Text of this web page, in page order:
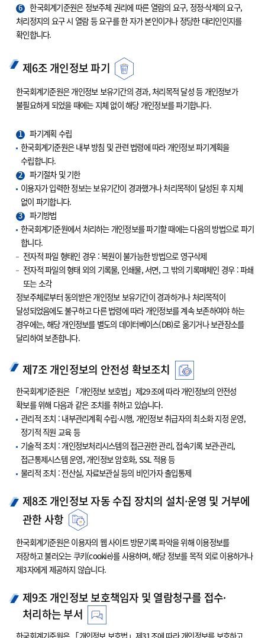
6
한국회계기준원은 정보주체 권리에 따른 열람의 요구, 정정·삭제의 요구,
처리정지의 요구 시 열람 등 요구를 한 자가 본인이거나 정당한 대리인인지를
확인합니다.
제6조 개인정보 파기
한국회계기준원은 개인정보 보유기간의 경과, 처리목적 달성 등 개인정보가
불필요하게 되었을 때에는 지체 없이 해당 개인정보를 파기합니다.
1
파기계획 수립
한국회계기준원은 내부 방침 및 관련 법령에 따라 개인정보 파기계획을
수립합니다.
2
파기절차 및 기한
이용자가 입력한 정보는 보유기간이 경과했거나 처리목적이 달성된 후 지체
없이 파기합니다.
3
파기방법
한국회계기준원에서 처리하는 개인정보를 파기할 때에는 다음의 방법으로 파기
합니다.
전자적 파일 형태인 경우 : 복원이 불가능한 방법으로 영구삭제
전자적 파일의 형태 외의 기록물, 인쇄물, 서면, 그 밖의 기록매체인 경우 : 파쇄
또는 소각
정보주체로부터 동의받은 개인정보 보유기간이 경과하거나 처리목적이
달성되었음에도 불구하고 다른 법령에 따라 개인정보를 계속 보존하여야 하는
경우에는, 해당 개인정보를 별도의 데이터베이스(DB)로 옮기거나 보관장소를
달리하여 보존합니다.
제7조 개인정보의 안전성 확보조치
한국회계기준원은 「개인정보 보호법」제29조에 따라 개인정보의 안전성
확보를 위해 다음과 같은 조치를 취하고 있습니다.
관리적 조치 : 내부관리계획 수립·시행, 개인정보 취급자의 최소화 지정 운영,
정기적 직원 교육 등
기술적 조치 : 개인정보처리시스템의 접근권한 관리, 접속기록 보관·관리,
접근통제시스템 운영, 개인정보 암호화, SSL 적용 등
물리적 조치 : 전산실, 자료보관실 등의 비인가자 출입통제
제8조 개인정보 자동 수집 장치의 설치·운영 및 거부에
관한 사항
한국회계기준원은 이용자의 웹 사이트 방문기록 파악을 위해 이용정보를
저장하고 불러오는 쿠키(cookie)를 사용하며, 해당 정보를 목적 외로 이용하거나
제3자에게 제공하지 않습니다.
제9조 개인정보 보호책임자 및 열람청구를 접수·
처리하는 부서